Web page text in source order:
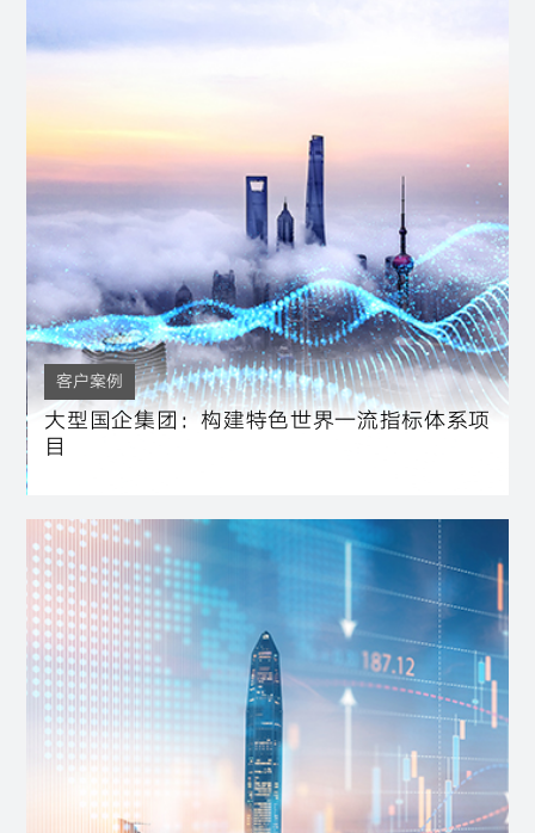
客户案例
大型国企集团：构建特色世界一流指标体系项
目
国企改革 世界一流